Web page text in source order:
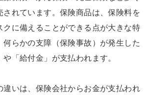
されています。保険商品は、保険料を
クに備えることができる点が大きな特
何らかの支障（保険事故）が発生した
「給付金」が支払われます。
違いは、保険会社からお金が支払われ